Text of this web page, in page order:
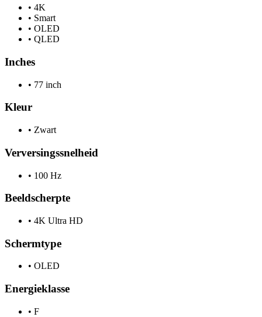
• 4K
• Smart
• OLED
• QLED
Inches
• 77 inch
Kleur
• Zwart
Verversingssnelheid
• 100 Hz
Beeldscherpte
• 4K Ultra HD
Schermtype
• OLED
Energieklasse
• F